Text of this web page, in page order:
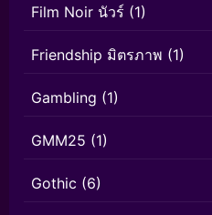
Film Noir นัวร์ (1)
Friendship มิตรภาพ (1)
Gambling (1)
GMM25 (1)
Gothic (6)